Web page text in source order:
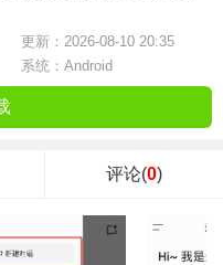
更新：2026-08-10 20:35
系统：Android
评论(0)